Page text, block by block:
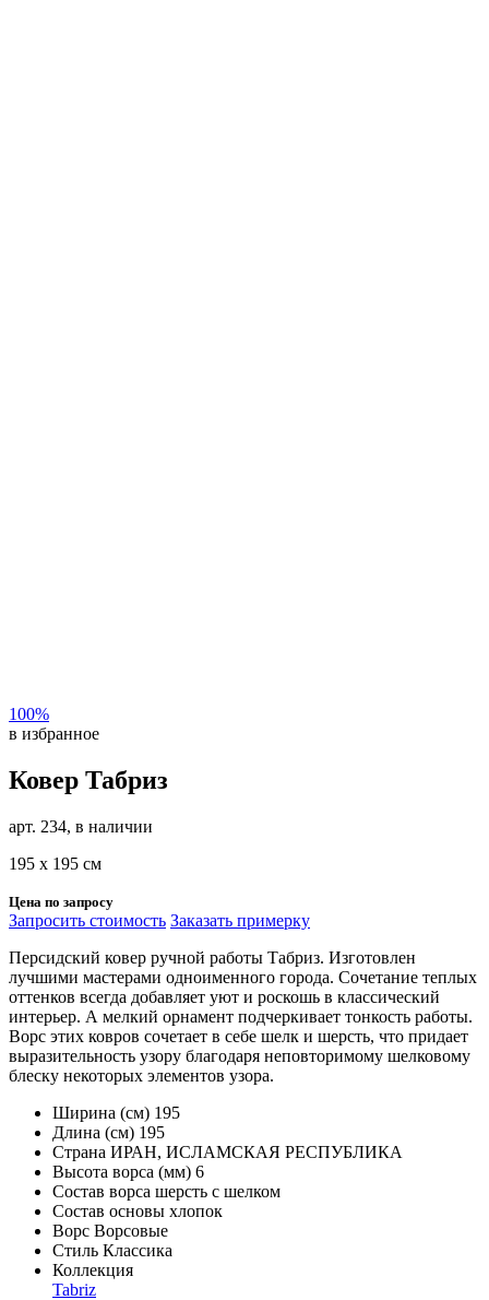
100%
в избранное
Ковер Табриз
арт. 234, в наличии
195 х 195 см
Цена по запросу
Запросить стоимость Заказать примерку
Персидский ковер ручной работы Табриз. Изготовлен
лучшими мастерами одноименного города. Сочетание теплых
оттенков всегда добавляет уют и роскошь в классический
интерьер. А мелкий орнамент подчеркивает тонкость работы.
Ворс этих ковров сочетает в себе шелк и шерсть, что придает
выразительность узору благодаря неповторимому шелковому
блеску некоторых элементов узора.
Ширина (см) 195
Длина (см) 195
Страна ИРАН, ИСЛАМСКАЯ РЕСПУБЛИКА
Высота ворса (мм) 6
Состав ворса шерсть с шелком
Состав основы хлопок
Ворс Ворсовые
Стиль Классика
Коллекция
Tabriz